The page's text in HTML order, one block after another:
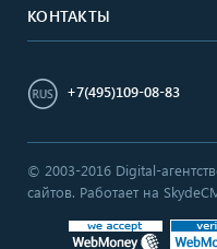
КОНТАКТЫ
+7(495)109-08-83
© 2003-2016 Digital-
сайтов. Работает на